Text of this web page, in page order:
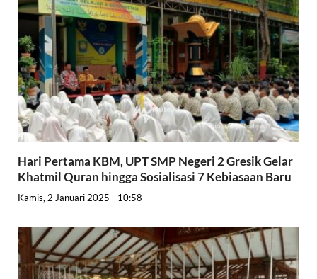
Hari Pertama KBM, UPT SMP Negeri 2 Gresik Gelar
Khatmil Quran hingga Sosialisasi 7 Kebiasaan Baru
Kamis, 2 Januari 2025 - 10:58